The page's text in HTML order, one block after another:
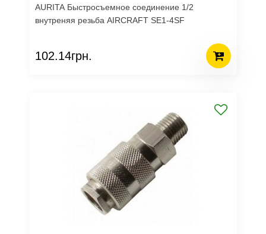
AURITA Быстросъемное соединение 1/2
внутреняя резьба AIRCRAFT SE1-4SF
102.14грн.